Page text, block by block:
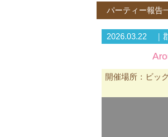
パーティー報告
2026.03.22 ｜
開催場所：ビッ